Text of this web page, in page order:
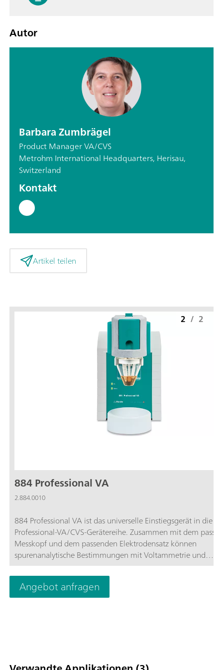
Autor
Barbara Zumbrägel
Product Manager VA/CVS
Metrohm International Headquarters, Herisau,
Switzerland
Kontakt
Artikel teilen
884 Professional VA
2.884.0010
884 Professional VA ist das universelle Einstiegsgerät in die
Professional-VA/CVS-Gerätereihe. Zusammen mit dem
Messkopf und dem passenden Elektrodensatz können
spurenanalytische Bestimmungen mit Voltammetrie und
Polarographie unter Verwendung der Multi-Mode-Elektrode
der scTRACE Gold, der Bismut-Tropfenelektrode oder
Bestimmungen von organischen Additiven in galvanischen
mit «Cyclic Voltammetric Stripping» (CVS), «Cyclic Pulse
2 / 2
Angebot anfragen